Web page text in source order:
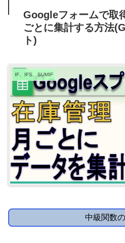
Googleフォームで取
ごとに集計する方法
ト)
IF、IFS、SUMIF
中級関数